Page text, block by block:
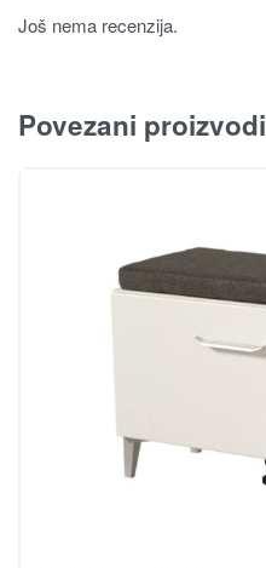
Još nema recenzija.
Povezani proizvodi